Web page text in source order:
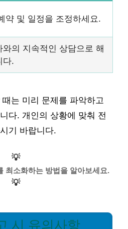
약 및 일정을 조정하세요.
와의 지속적인 상담으로 해
다.
는 미리 문제를 파악하고
다. 개인의 상황에 맞춰 전
기 바랍니다.
💡
최소화하는 방법을 알아보세요.
💡
시 유의사항